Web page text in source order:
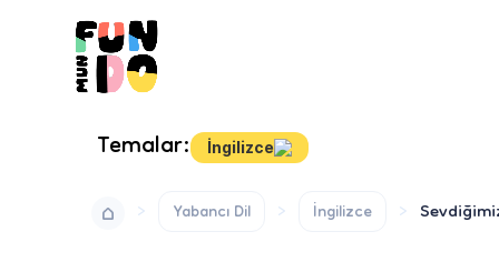
Temalar: İngilizce
Yabancı Dil İngilizce